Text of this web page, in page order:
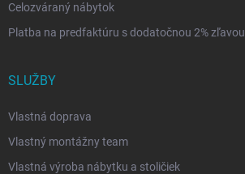
Celozváraný nábytok
Platba na predfaktúru s dodatočnou 2% zľavou
SLUŽBY
Vlastná doprava
Vlastný montážny team
Vlastná výroba nábytku a stoličiek